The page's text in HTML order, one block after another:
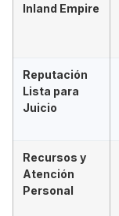
Inland Empire
Reputación
Lista para
Juicio
Recursos y
Atención
Personal